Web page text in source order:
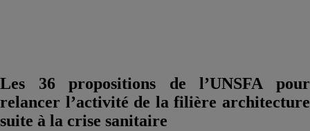
Les 36 propositions de l’UNSFA pour
relancer l’activité de la filière architecture
suite à la crise sanitaire